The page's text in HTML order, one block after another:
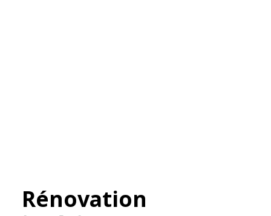
Rénovation